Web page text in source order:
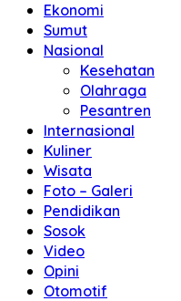
Ekonomi
Sumut
Nasional
Kesehatan
Olahraga
Pesantren
Internasional
Kuliner
Wisata
Foto – Galeri
Pendidikan
Sosok
Video
Opini
Otomotif